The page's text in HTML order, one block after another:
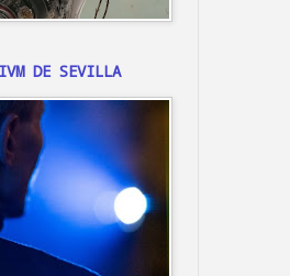
DE SEVILLA